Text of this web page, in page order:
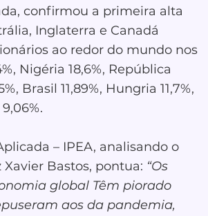
confirmou a primeira alta
Inglaterra e Canadá
ao redor do mundo nos
Nigéria 18,6%, República
Brasil 11,89%, Hungria 11,7%,
– IPEA, analisando o
Bastos, pontua: “Os
global Têm piorado
aos da pandemia,